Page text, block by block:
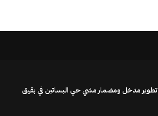
تطوير مدخل ومضمار مشي حي البساتين في بقيق